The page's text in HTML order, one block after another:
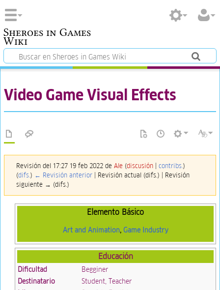
Sheroes in Games
Wiki
Video Game Visual Effects
Revisión del 17:27 19 feb 2022 de Ale (discusión| contribs.)
(difs.) ← Revisión anterior| Revisión actual (difs.) | Revisión
siguiente → (difs.)
Elemento Básico
Art and Animation, Game Industry
Educación
Dificultad
Begginer
Destinatario
Student, Teacher